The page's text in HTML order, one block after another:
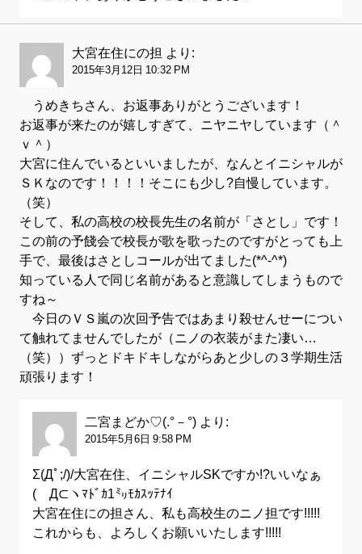
大宮在住にの担 より:
2015年3月12日 10:32 PM
うめきちさん、お返事ありがとうございます！
お返事が来たのが嬉しすぎて、ニヤニヤしています（＾
ｖ＾）
大宮に住んでいるといいましたが、なんとイニシャルが
ＳＫなのです！！！！そこにも少し?自慢しています。
（笑）
そして、私の高校の校長先生の名前が「さとし」です！
この前の予餞会で校長が歌を歌ったのですがとっても上
手で、最後はさとしコールが出てました(*^-^*)
知っている人で同じ名前があると意識してしまうもので
すね～
今日のＶＳ嵐の次回予告ではあまり殺せんせーについ
て触れてませんでしたが（ニノの衣装がまた凄い…
（笑））ずっとドキドキしながらあと少しの３学期生活
頑張ります！
二宮まどか♡(.°－°) より:
2015年5月6日 9:58 PM
Σ(Дﾟ;/)/大宮在住、イニシャルSKですか!?いいなぁ
(´Д⊂ヽﾏﾄﾞｶ1㍉ﾓｶｽｯﾃﾅｲ
大宮在住にの担さん、私も高校生のニノ担です!!!!!
これからも、よろしくお願いいたします!!!!!